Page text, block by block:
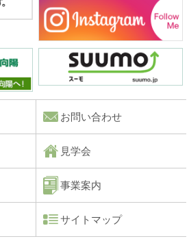
お問い合わせ
見学会
事業案内
サイトマップ